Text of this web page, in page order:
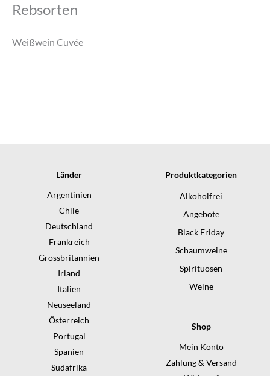
Rebsorten
Weißwein Cuvée
Länder
Argentinien
Chile
Deutschland
Frankreich
Grossbritannien
Irland
Italien
Neuseeland
Österreich
Portugal
Spanien
Südafrika
Produktkategorien
Alkoholfrei
Angebote
Black Friday
Schaumweine
Spirituosen
Weine
Shop
Mein Konto
Zahlung & Versand